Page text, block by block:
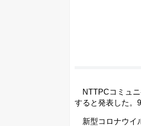
NTTPCコミュニ
すると発表した。
新型コロナウイ